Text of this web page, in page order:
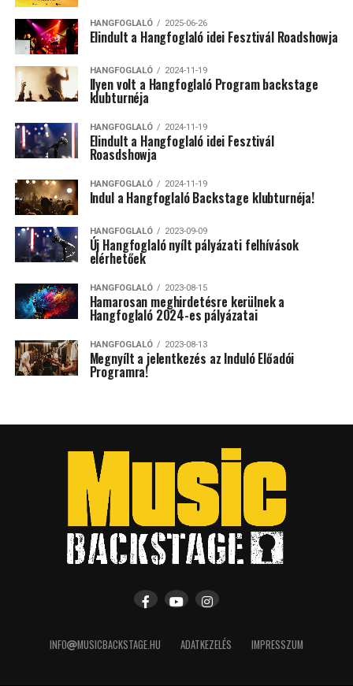
HANGFOGLALÓ 2025-06-26
Elindult a Hangfoglaló idei Fesztivál Roadshowja
HANGFOGLALÓ 2024-11-19
Ilyen volt a Hangfoglaló Program backstage
klubturnéja
HANGFOGLALÓ 2024-11-19
Elindult a Hangfoglaló idei Fesztivál
Roasdshowja
HANGFOGLALÓ 2024-11-19
Indul a Hangfoglaló Backstage klubturnéja!
HANGFOGLALÓ 2023-09-09
Új Hangfoglaló nyílt pályázati felhívások
elérhetőek
HANGFOGLALÓ 2023-08-15
Hamarosan meghirdetésre kerülnek a
Hangfoglaló 2024-es pályázatai
HANGFOGLALÓ 2023-08-13
Megnyílt a jelentkezés az Induló Előadói
Programra!
INFO MUSICBACKSTAGE.HU ADATKEZELÉS IMPRESSZUM